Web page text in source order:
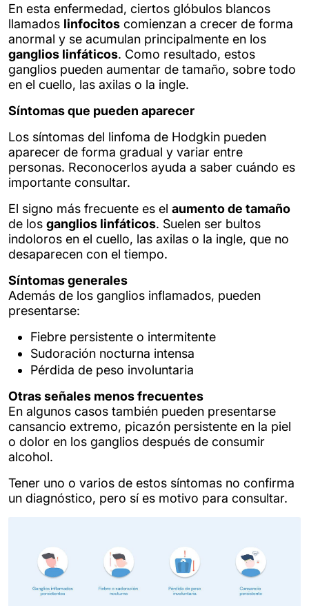
En esta enfermedad, ciertos glóbulos blancos
llamados linfocitos comienzan a crecer de forma
anormal y se acumulan principalmente en los
ganglios linfáticos. Como resultado, estos
ganglios pueden aumentar de tamaño, sobre todo
en el cuello, las axilas o la ingle.
Síntomas que pueden aparecer
Los síntomas del linfoma de Hodgkin pueden
aparecer de forma gradual y variar entre
personas. Reconocerlos ayuda a saber cuándo es
importante consultar.
El signo más frecuente es el aumento de tamaño
de los ganglios linfáticos. Suelen ser bultos
indoloros en el cuello, las axilas o la ingle, que no
desaparecen con el tiempo.
Síntomas generales
Además de los ganglios inflamados, pueden
presentarse:
Fiebre persistente o intermitente
Sudoración nocturna intensa
Pérdida de peso involuntaria
Otras señales menos frecuentes
En algunos casos también pueden presentarse
cansancio extremo, picazón persistente en la piel
o dolor en los ganglios después de consumir
alcohol.
Tener uno o varios de estos síntomas no confirma
un diagnóstico, pero sí es motivo para consultar.